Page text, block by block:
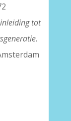
tot
.